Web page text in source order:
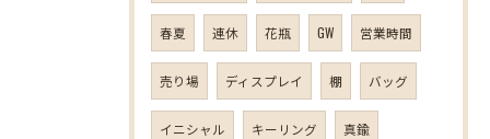
春夏 連休 花瓶 GW 営業時間
売り場 ディスプレイ 棚 バッグ
イニシャル キーリング 真鍮